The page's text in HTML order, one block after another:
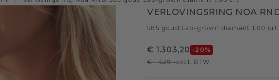
VERLOVINGSRING NOA
585 goud Lab-grown diamant 1.00 crt
€ 1.303,20 -20 %
€ 1.629,-excl. BTW